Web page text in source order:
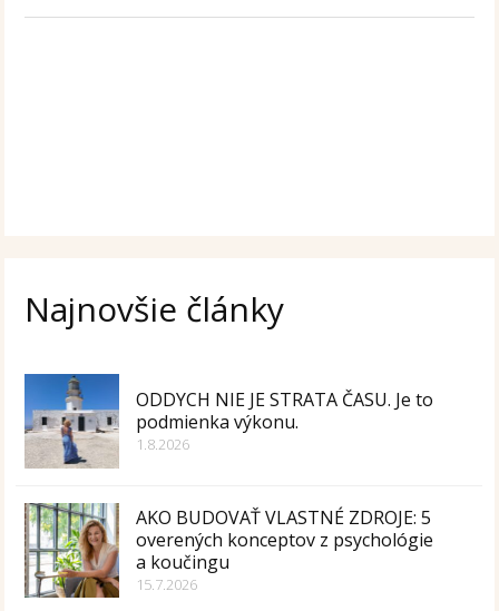
Najnovšie články
ODDYCH NIE JE STRATA ČASU. Je to
podmienka výkonu.
1.8.2026
AKO BUDOVAŤ VLASTNÉ ZDROJE: 5
overených konceptov z psychológie
a koučingu
15.7.2026